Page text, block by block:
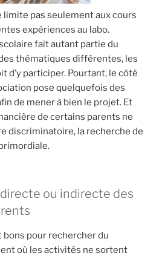
limite pas seulement aux cours
expériences au labo.
fait autant partie du
thématiques différentes, les
d’y participer. Pourtant, le côté
pose quelquefois des
de mener à bien le projet. Et
de certains parents ne
discriminatoire, la recherche de
ou indirecte des
bons pour rechercher du
où les activités ne sortent